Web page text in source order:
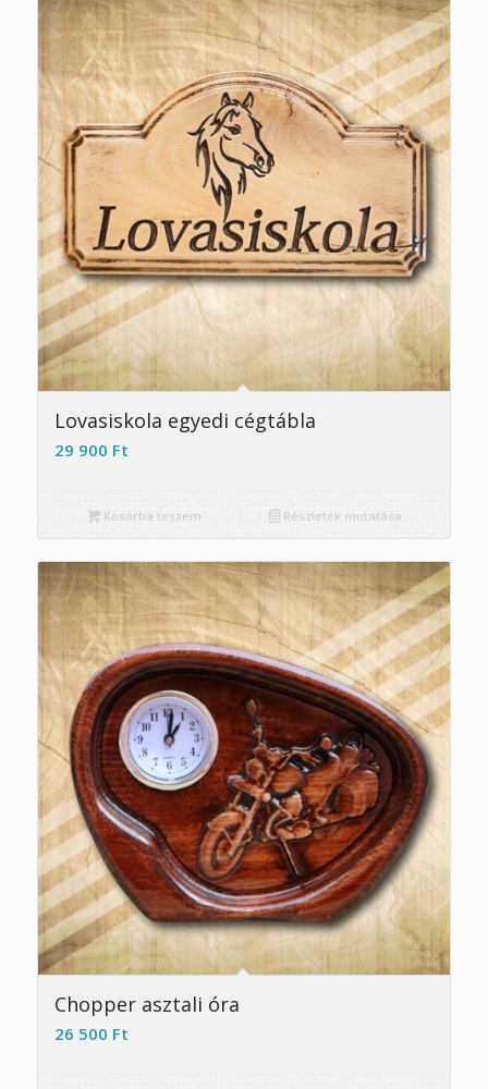
Lovasiskola egyedi cégtábla
29 900 Ft
Kosárba teszem Részletek mutatása
Chopper asztali óra
26 500 Ft